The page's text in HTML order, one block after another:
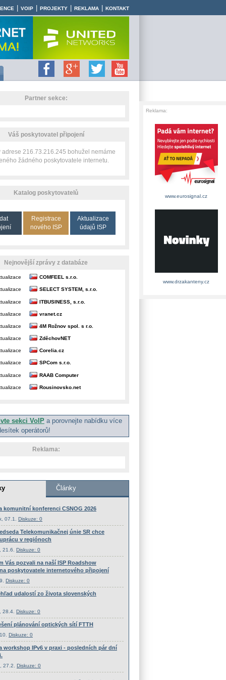
VOIP PROJEKTY REKLAMA KONTAKT
Partner sekce:
Váš poskytovatel připojení
adrese 216.73.216.245 bohužel nemáme
žádného poskytovatele internetu.
Katalog poskytovatelů
Registrace
nového ISP
Aktualizace
údajů ISP
Nejnovější zprávy z databáze
COMFEEL s.r.o.
SELECT SYSTEM, s.r.o.
ITBUSINESS, s.r.o.
vranet.cz
4M Rožnov spol. s r.o.
ZděchovNET
Corelia.cz
SPCom s.r.o.
RAAB Computer
Rousinovsko.net
sekci VoIP a porovnejte nabídku více
operátorů!
Reklama:
Reklama:
www.eurosignal.cz
www.drzakanteny.cz